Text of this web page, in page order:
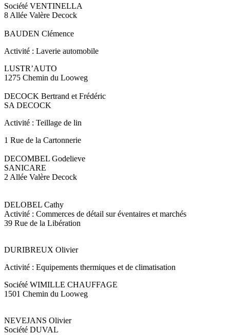
Société VENTINELLA
8 Allée Valère Decock
BAUDEN Clémence
Activité : Laverie automobile
LUSTR’AUTO
1275 Chemin du Looweg
DECOCK Bertrand et Frédéric
SA DECOCK
Activité : Teillage de lin
1 Rue de la Cartonnerie
DECOMBEL Godelieve
SANICARE
2 Allée Valère Decock
DELOBEL Cathy
Activité : Commerces de détail sur éventaires et marchés
39 Rue de la Libération
DURIBREUX Olivier
Activité : Equipements thermiques et de climatisation
Société WIMILLE CHAUFFAGE
1501 Chemin du Looweg
NEVEJANS Olivier
Société DUVAL